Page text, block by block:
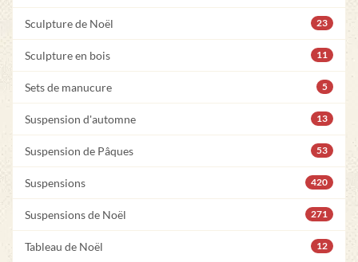
Sculpture de Noël 23
Sculpture en bois 11
Sets de manucure 5
Suspension d'automne 13
Suspension de Pâques 53
Suspensions 420
Suspensions de Noël 271
Tableau de Noël 12